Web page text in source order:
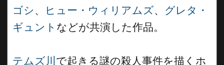
ゴシ、 ヒュー・ウィリアムズ、 グレタ・
ギュント などが共演した作品。
テムズ川 で起きる謎の殺人事件を描くホ